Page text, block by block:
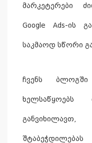
მარკეტერები
Google Ads-ის
საკმაოდ სწორი
ჩვენს
ხელსაწყოებს